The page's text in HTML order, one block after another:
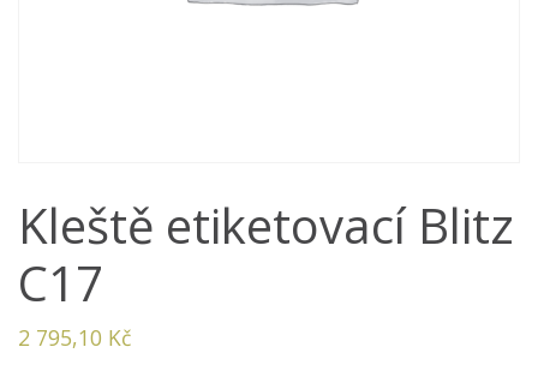
Kleště etiketovací Blitz
C17
2 795,10 Kč